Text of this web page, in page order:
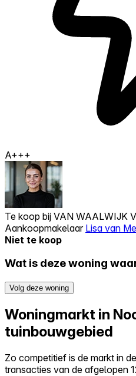
A+++
Te koop bij VAN WAALWIJK
Aankoopmakelaar Lisa van
Niet te koop
Wat is deze woning
Volg deze woning
Woningmarkt in
tuinbouwgebied
Zo competitief is de markt in
transacties van de afgelopen